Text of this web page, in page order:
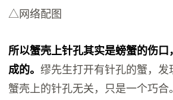
△网络配图
所以蟹壳上针孔其实是螃蟹的伤口
成的。缪先生打开有针孔的蟹，发
蟹壳上的针孔无关，只是一个巧合